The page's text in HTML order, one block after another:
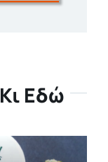
Εδώ